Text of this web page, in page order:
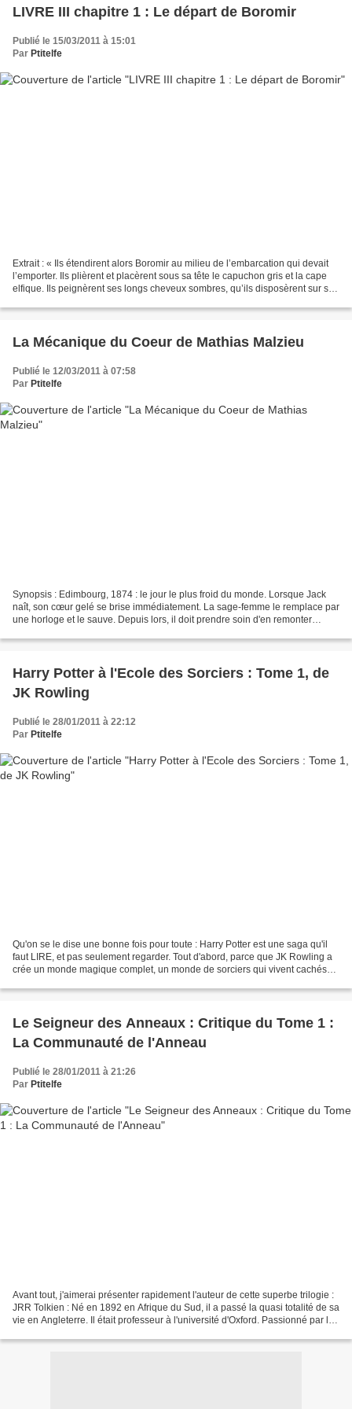
LIVRE III chapitre 1 : Le départ de Boromir
Publié le 15/03/2011 à 15:01
Par Ptitelfe
Extrait : « Ils étendirent alors Boromir au milieu de l’embarcation qui devait
l’emporter. Ils plièrent et placèrent sous sa tête le capuchon gris et la cape
elfique. Ils peignèrent ses longs cheveux sombres, qu’ils disposèrent sur ses
La Mécanique du Coeur de Mathias Malzieu
Publié le 12/03/2011 à 07:58
Par Ptitelfe
Synopsis : Edimbourg, 1874 : le jour le plus froid du monde. Lorsque Jack
naît, son cœur gelé se brise immédiatement. La sage-femme le remplace par
une horloge et le sauve. Depuis lors, il doit prendre soin d'en remonter
Harry Potter à l'Ecole des Sorciers : Tome 1, de
JK Rowling
Publié le 28/01/2011 à 22:12
Par Ptitelfe
Qu'on se le dise une bonne fois pour toute : Harry Potter est une saga qu'il
faut LIRE, et pas seulement regarder. Tout d'abord, parce que JK Rowling a
crée un monde magique complet, un monde de sorciers qui vivent cachés
Le Seigneur des Anneaux : Critique du Tome 1 :
La Communauté de l'Anneau
Publié le 28/01/2011 à 21:26
Par Ptitelfe
Avant tout, j'aimerai présenter rapidement l'auteur de cette superbe trilogie :
JRR Tolkien : Né en 1892 en Afrique du Sud, il a passé la quasi totalité de sa
vie en Angleterre. Il était professeur à l'université d'Oxford. Passionné par la